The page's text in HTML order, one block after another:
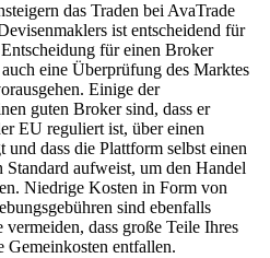
das Traden bei AvaTrade
ist entscheidend für
für einen Broker
eine Überprüfung des Marktes
Einige der
guten Broker sind, dass er
EU reguliert ist, über einen
dass die Plattform selbst einen
Standard aufweist, um den Handel
Niedrige Kosten in Form von
sind ebenfalls
dass große Teile Ihres
Gemeinkosten entfallen.